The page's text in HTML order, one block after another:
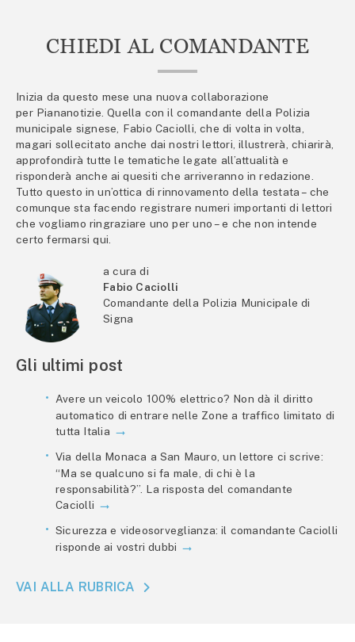
CHIEDI AL COMANDANTE
Inizia da questo mese una nuova collaborazione
per Piananotizie. Quella con il comandante della Polizia
municipale signese, Fabio Caciolli, che di volta in volta,
magari sollecitato anche dai nostri lettori, illustrerà, chiarirà,
approfondirà tutte le tematiche legate all’attualità e
risponderà anche ai quesiti che arriveranno in redazione.
Tutto questo in un’ottica di rinnovamento della testata – che
comunque sta facendo registrare numeri importanti di lettori
che vogliamo ringraziare uno per uno – e che non intende
certo fermarsi qui.
a cura di
Fabio Caciolli
Comandante della Polizia Municipale di
Signa
Gli ultimi post
Avere un veicolo 100% elettrico? Non dà il diritto
automatico di entrare nelle Zone a traffico limitato di
tutta Italia
Via della Monaca a San Mauro, un lettore ci scrive:
“Ma se qualcuno si fa male, di chi è la
responsabilità?”. La risposta del comandante
Caciolli
Sicurezza e videosorveglianza: il comandante Caciolli
risponde ai vostri dubbi
VAI ALLA RUBRICA